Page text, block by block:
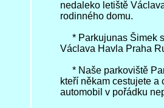
nedaleko letiště
rodinného domu.
* Parkujunas Šimek
Václava Havla Praha
* Naše parkoviště
kteří někam cestujete a
automobil v pořádku